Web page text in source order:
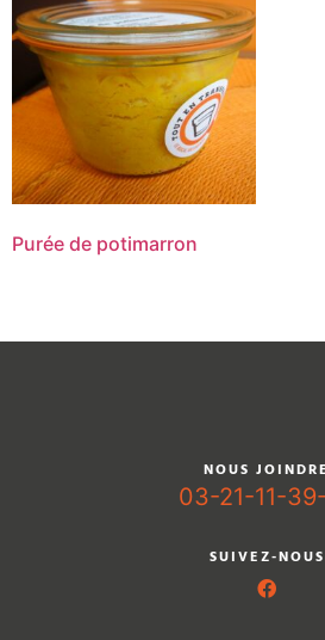
Purée de potimarron
NOUS JOINDRE
03-21-11-
SUIVEZ-NOUS